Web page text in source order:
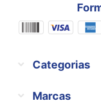
Categorias
Marcas